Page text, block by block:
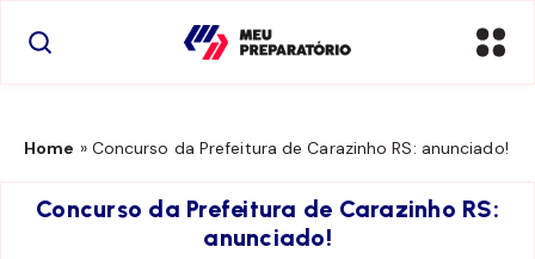
Home » Concurso da Prefeitura de Carazinho RS: anunciado!
Concurso da Prefeitura de Carazinho RS:
anunciado!